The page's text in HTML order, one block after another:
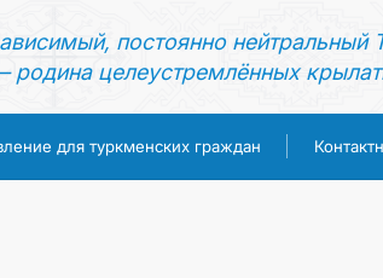
постоянно нейтральный
родина целеустремлённых
для туркменских граждан